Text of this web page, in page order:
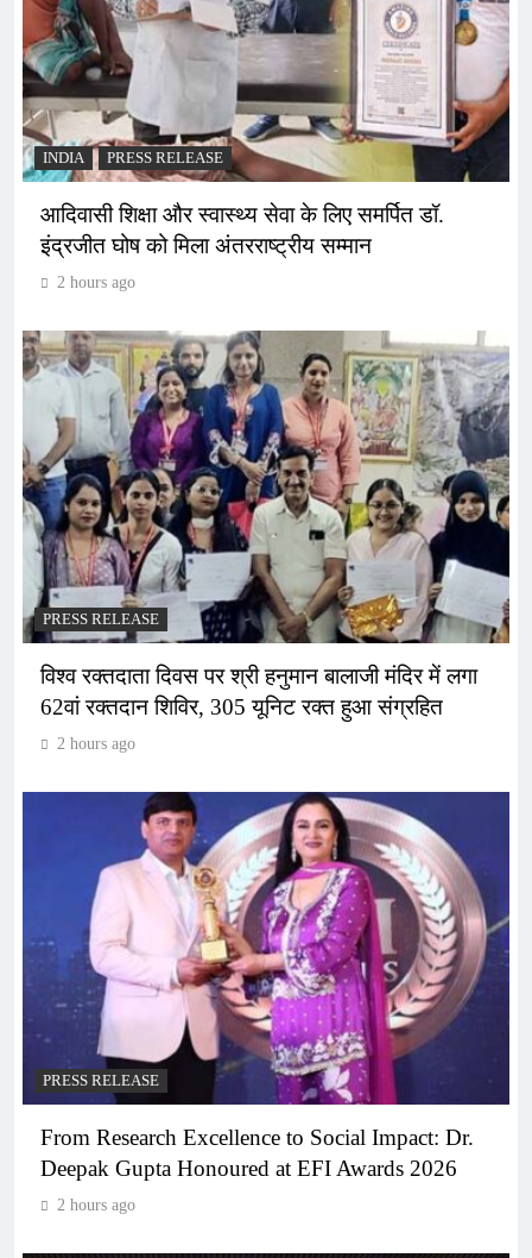
INDIA PRESS RELEASE
आदिवासी शिक्षा और स्वास्थ्य सेवा के लिए समर्पित डॉ.
इंद्रजीत घोष को मिला अंतरराष्ट्रीय सम्मान
2 hours ago
PRESS RELEASE
विश्व रक्तदाता दिवस पर श्री हनुमान बालाजी मंदिर में लगा
62वां रक्तदान शिविर, 305 यूनिट रक्त हुआ संग्रहित
2 hours ago
PRESS RELEASE
From Research Excellence to Social Impact: Dr.
Deepak Gupta Honoured at EFI Awards 2026
2 hours ago